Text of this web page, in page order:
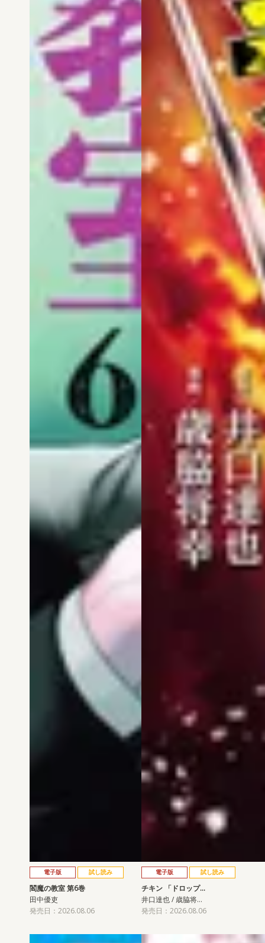
電子版 試し読み
閻魔の教室 第6巻
田中優吏
発売日：2026.08.06
電子版 試し読み
チキン 「ドロップ…
井口達也 / 歳脇将…
発売日：2026.08.06